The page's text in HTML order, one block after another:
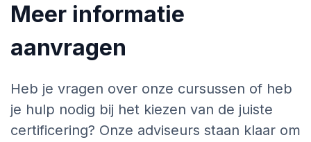
Meer informatie
aanvragen
Heb je vragen over onze cursussen of heb
je hulp nodig bij het kiezen van de juiste
certificering? Onze adviseurs staan klaar om